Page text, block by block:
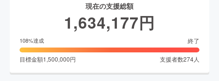
現在の支援総額
1,634,177円
108%達成 終了
目標金額1,500,000円 支援者数274人